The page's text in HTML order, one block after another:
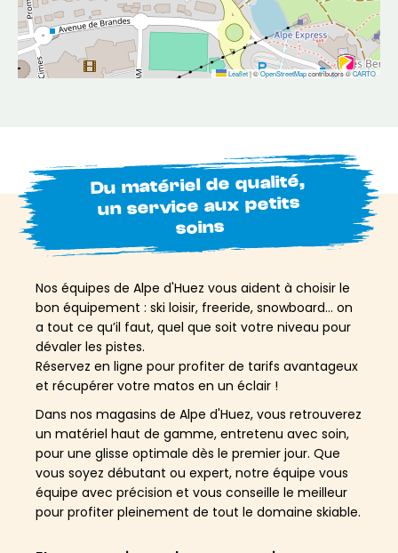
Leaflet|©OpenStreetMapcontributors ©CARTO
Du matériel de qualité,
un service aux petits
soins
Nos équipes de Alpe d'Huez vous aident à choisir le
bon équipement : ski loisir, freeride, snowboard… on
a tout ce qu’il faut, quel que soit votre niveau pour
dévaler les pistes.
Réservez en ligne pour profiter de tarifs avantageux
et récupérer votre matos en un éclair !
Dans nos magasins de Alpe d'Huez, vous retrouverez
un matériel haut de gamme, entretenu avec soin,
pour une glisse optimale dès le premier jour. Que
vous soyez débutant ou expert, notre équipe vous
équipe avec précision et vous conseille le meilleur
pour profiter pleinement de tout le domaine skiable.